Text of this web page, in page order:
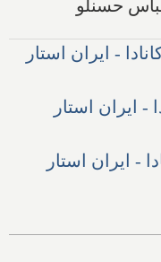
حسنلو
- ایران استار
- ایران استار
- ایران استار